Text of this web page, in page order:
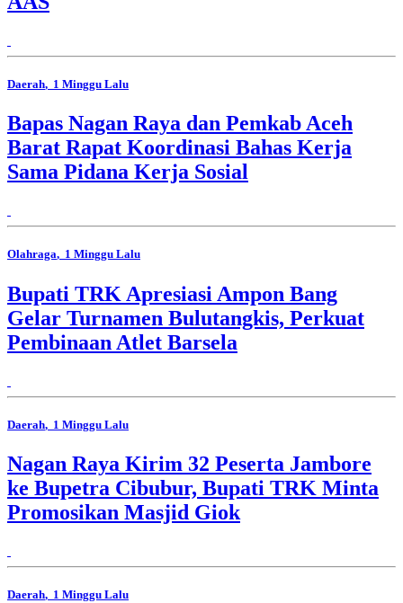
Daerah, 1 Minggu Lalu
Bapas Nagan Raya dan Pemkab Aceh
Barat Rapat Koordinasi Bahas Kerja
Sama Pidana Kerja Sosial
Olahraga, 1 Minggu Lalu
Bupati TRK Apresiasi Ampon Bang
Gelar Turnamen Bulutangkis, Perkuat
Pembinaan Atlet Barsela
Daerah, 1 Minggu Lalu
Nagan Raya Kirim 32 Peserta Jambore
ke Bupetra Cibubur, Bupati TRK Minta
Promosikan Masjid Giok
Daerah, 1 Minggu Lalu